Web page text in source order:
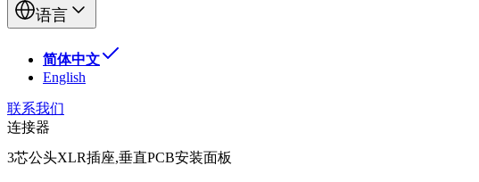
语言
简体中文
English
联系我们
连接器
3芯公头XLR插座,垂直PCB安装面板